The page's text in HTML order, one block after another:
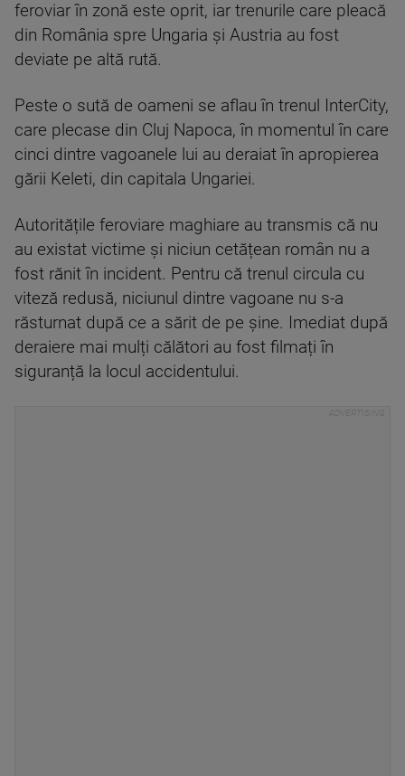
feroviar în zonă este oprit, iar trenurile care pleacă
din România spre Ungaria și Austria au fost
deviate pe altă rută.
Peste o sută de oameni se aflau în trenul InterCity,
care plecase din Cluj Napoca, în momentul în care
cinci dintre vagoanele lui au deraiat în apropierea
gării Keleti, din capitala Ungariei.
Autoritățile feroviare maghiare au transmis că nu
au existat victime și niciun cetățean român nu a
fost rănit în incident. Pentru că trenul circula cu
viteză redusă, niciunul dintre vagoane nu s-a
răsturnat după ce a sărit de pe șine. Imediat după
deraiere mai mulți călători au fost filmați în
siguranță la locul accidentului.